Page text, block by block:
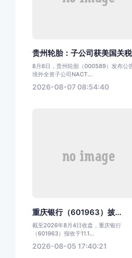
贵州轮胎：子公司获美国关
8月6日，贵州轮胎（000589）发布公
境外全资子公司NACT...
2026-08-07 08:54:40
重庆银行（601963）披...
截至2026年8月4日收盘，重庆银行
（601963）报收于11.1...
2026-08-05 17:40:21